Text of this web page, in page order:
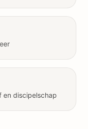
en discipelschap